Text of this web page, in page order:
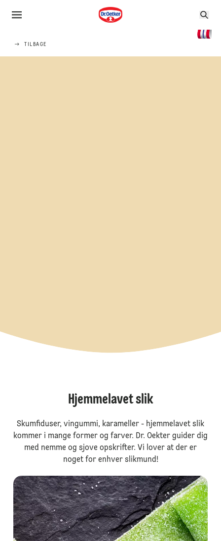
TILBAGE
Hjemmelavet slik
Skumfiduser, vingummi, karameller - hjemmelavet slik
kommer i mange former og farver. Dr. Oekter guider dig
med nemme og sjove opskrifter. Vi lover at der er
noget for enhver slikmund!